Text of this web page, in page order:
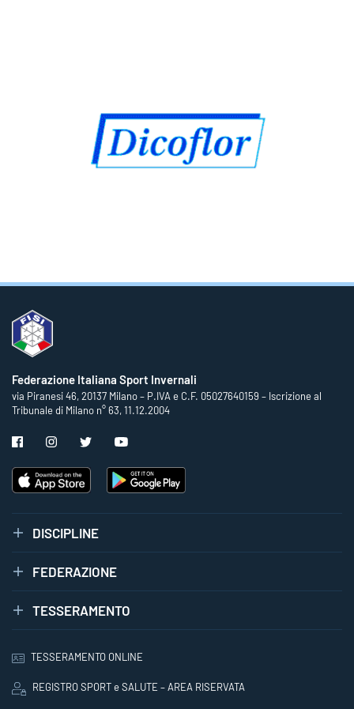
Federazione Italiana Sport Invernali
via Piranesi 46, 20137 Milano – P.IVA e C.F. 05027640159 – Iscrizione al
Tribunale di Milano n° 63, 11.12.2004
DISCIPLINE
FEDERAZIONE
TESSERAMENTO
TESSERAMENTO ONLINE
REGISTRO SPORT e SALUTE – AREA RISERVATA